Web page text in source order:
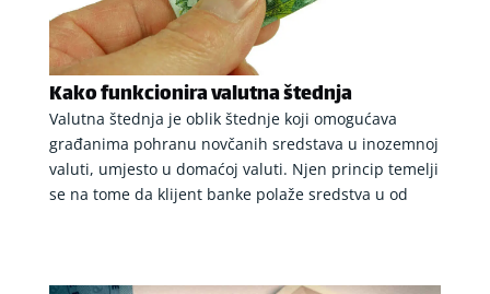
Kako funkcionira valutna štednja
Valutna štednja je oblik štednje koji omogućava
građanima pohranu novčanih sredstava u inozemnoj
valuti, umjesto u domaćoj valuti. Njen princip temelji
se na tome da klijent banke polaže sredstva u od